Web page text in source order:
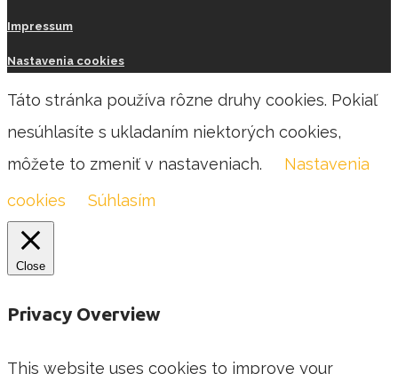
Impressum
Nastavenia cookies
Táto stránka používa rôzne druhy cookies. Pokiaľ
nesúhlasíte s ukladaním niektorých cookies,
môžete to zmeniť v nastaveniach.
Nastavenia
cookies
Súhlasím
Close
Privacy Overview
This website uses cookies to improve your